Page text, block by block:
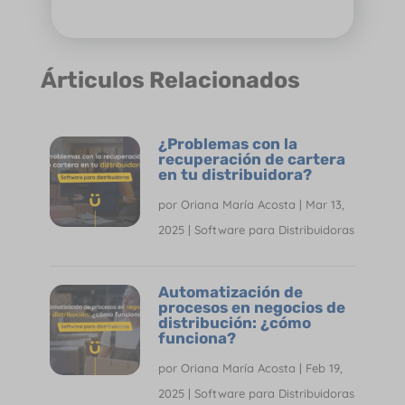
Árticulos Relacionados
¿Problemas con la
recuperación de cartera
en tu distribuidora?
por Oriana María Acosta | Mar 13,
2025| Software para Distribuidoras
Automatización de
procesos en negocios de
distribución: ¿cómo
funciona?
por Oriana María Acosta | Feb 19,
2025| Software para Distribuidoras